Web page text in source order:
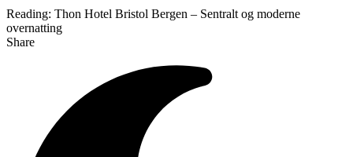
Reading: Thon Hotel Bristol Bergen – Sentralt og moderne
overnatting
Share